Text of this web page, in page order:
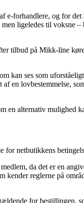
e-forhandlere, og for
ligeledes til voksne
tilbud på Mikk-line
kan ses som
en lovbestemmelse,
en alternativ mulighed
netbutikkens
da det er en
kender reglerne på
for bestillingen,